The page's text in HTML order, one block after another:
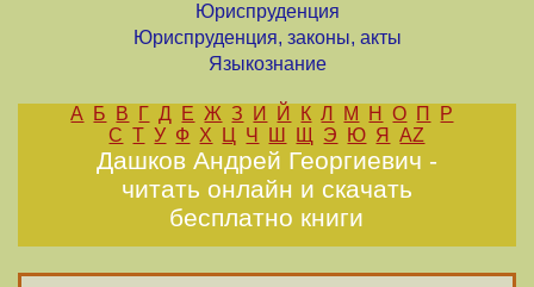
Юриспруденция
Юриспруденция, законы, акты
Языкознание
А Б В Г Д Е Ж З И Й К Л М Н О П
Р
С Т У Ф Х Ц Ч Ш Щ Э Ю Я AZ
Дашков Андрей Георгиевич -
читать онлайн и скачать
бесплатно книги